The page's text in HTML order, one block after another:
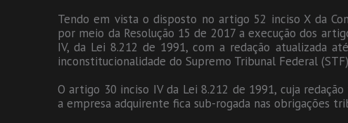
Tendo em vista o disposto no artigo 52 inciso X da
por meio da Resolução 15 de 2017 a execução dos
IV, da Lei 8.212 de 1991, com a redação atualizada
inconstitucionalidade do Supremo Tribunal Federal
O artigo 30 inciso IV da Lei 8.212 de 1991, cuja
a empresa adquirente fica sub-rogada nas obrigações